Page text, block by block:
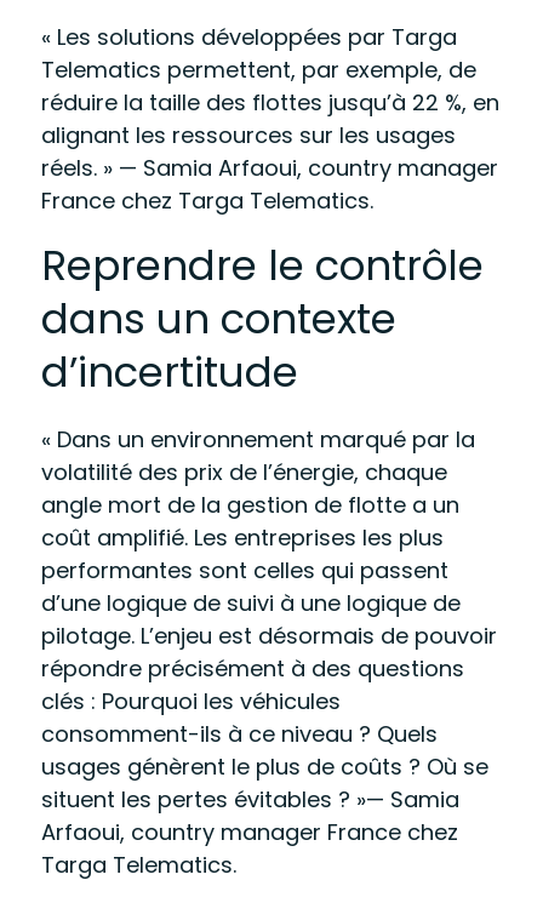
« Les solutions développées par Targa
Telematics permettent, par exemple, de
réduire la taille des flottes jusqu’à 22 %, en
alignant les ressources sur les usages
réels. » — Samia Arfaoui, country manager
France chez Targa Telematics.
Reprendre le contrôle
dans un contexte
d’incertitude
« Dans un environnement marqué par la
volatilité des prix de l’énergie, chaque
angle mort de la gestion de flotte a un
coût amplifié. Les entreprises les plus
performantes sont celles qui passent
d’une logique de suivi à une logique de
pilotage. L’enjeu est désormais de pouvoir
répondre précisément à des questions
clés : Pourquoi les véhicules
consomment-ils à ce niveau ? Quels
usages génèrent le plus de coûts ? Où se
situent les pertes évitables ? »— Samia
Arfaoui, country manager France chez
Targa Telematics.